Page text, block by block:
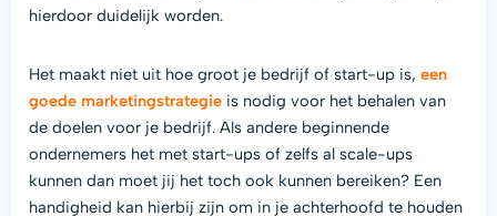
hierdoor duidelijk worden.
Het maakt niet uit hoe groot je bedrijf of start-up is, een
goede marketingstrategie is nodig voor het behalen van
de doelen voor je bedrijf. Als andere beginnende
ondernemers het met start-ups of zelfs al scale-ups
kunnen dan moet jij het toch ook kunnen bereiken? Een
handigheid kan hierbij zijn om in je achterhoofd te houden